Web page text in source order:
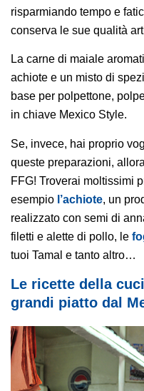
risparmiando tempo e
conserva le sue qualità
La carne di maiale
achiote e un misto di
base per polpettone,
in chiave Mexico Style.
Se, invece, hai proprio
queste preparazioni,
FFG! Troverai moltissimi
esempio l’achiote, un
realizzato con semi di
filetti e alette di pollo, le
tuoi Tamal e tanto altro…
Le ricette della
grandi piatto dal